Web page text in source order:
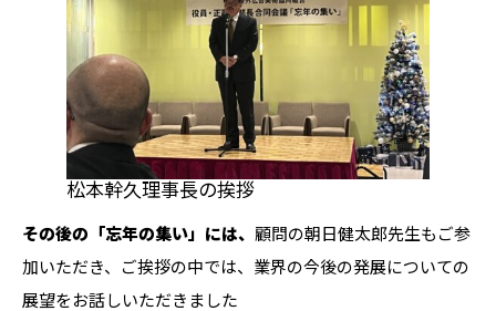
松本幹久理事長の挨拶
その後の「忘年の集い」には、 顧問の朝日健太郎先生もご参
加いただき、ご挨拶の中では、業界の今後の発展についての
展望をお話しいただきました